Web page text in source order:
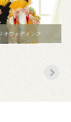
マタニティー